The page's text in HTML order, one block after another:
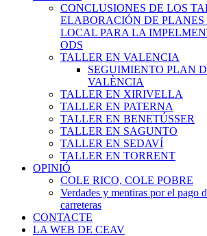
CONCLUSIONES DE LOS
ELABORACIÓN DE PLANES
LOCAL PARA LA
ODS
TALLER EN VALENCIA
SEGUIMIENTO PLAN
VALÈNCIA
TALLER EN XIRIVELLA
TALLER EN PATERNA
TALLER EN BENETÚSSER
TALLER EN SAGUNTO
TALLER EN SEDAVÍ
TALLER EN TORRENT
OPINIÓ
COLE RICO, COLE POBRE
Verdades y mentiras por el pago
carreteras
CONTACTE
LA WEB DE CEAV